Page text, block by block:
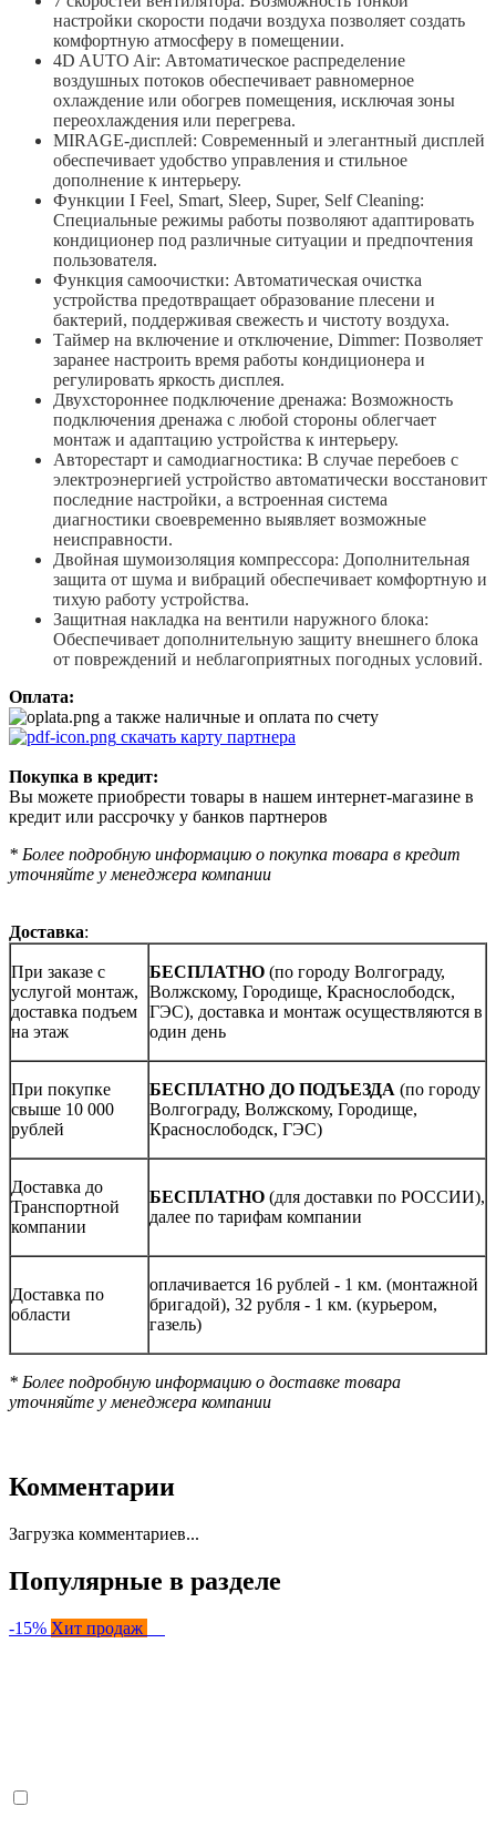
настройки скорости подачи воздуха позволяет создать
комфортную атмосферу в помещении.
4D AUTO Air: Автоматическое распределение
воздушных потоков обеспечивает равномерное
охлаждение или обогрев помещения, исключая зоны
переохлаждения или перегрева.
MIRAGE-дисплей: Современный и элегантный дисплей
обеспечивает удобство управления и стильное
дополнение к интерьеру.
Функции I Feel, Smart, Sleep, Super, Self Cleaning:
Специальные режимы работы позволяют адаптировать
кондиционер под различные ситуации и предпочтения
пользователя.
Функция самоочистки: Автоматическая очистка
устройства предотвращает образование плесени и
бактерий, поддерживая свежесть и чистоту воздуха.
Таймер на включение и отключение, Dimmer: Позволяет
заранее настроить время работы кондиционера и
регулировать яркость дисплея.
Двухстороннее подключение дренажа: Возможность
подключения дренажа с любой стороны облегчает
монтаж и адаптацию устройства к интерьеру.
Авторестарт и самодиагностика: В случае перебоев с
электроэнергией устройство автоматически восстановит
последние настройки, а встроенная система
диагностики своевременно выявляет возможные
неисправности.
Двойная шумоизоляция компрессора: Дополнительная
защита от шума и вибраций обеспечивает комфортную и
тихую работу устройства.
Защитная накладка на вентили наружного блока:
Обеспечивает дополнительную защиту внешнего блока
от повреждений и неблагоприятных погодных условий.
Оплата:
а также наличные и оплата по счету
скачать карту партнера
Покупка в кредит:
Вы можете приобрести товары в нашем интернет-магазине в
кредит или рассрочку у банков партнеров
* Более подробную информацию о покупка товара в кредит
уточняйте у менеджера компании
Доставка:
При заказе с
услугой монтаж,
доставка подъем
на этаж
БЕСПЛАТНО (по городу Волгограду,
Волжскому, Городище, Краснослободск,
ГЭС), доставка и монтаж осуществляются в
один день
При покупке
свыше 10 000
рублей
БЕСПЛАТНО ДО ПОДЪЕЗДА (по городу
Волгограду, Волжскому, Городище,
Краснослободск, ГЭС)
Доставка до
Транспортной
компании
БЕСПЛАТНО (для доставки по РОССИИ),
далее по тарифам компании
Доставка по
области
оплачивается 16 рублей - 1 км. (монтажной
бригадой), 32 рубля - 1 км. (курьером,
газель)
* Более подробную информацию о доставке товара
уточняйте у менеджера компании
Комментарии
Загрузка комментариев...
Популярные в разделе
-15% Хит продаж